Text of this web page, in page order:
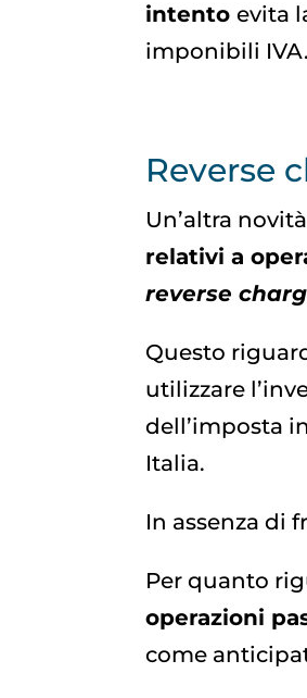
intentoevita
imponibili IVA.
Reverse
Un’altra
relativi a
reverse
Questo
utilizzare
dell’imposta
Italia.
In assenza di
Per quanto
operazioni
come